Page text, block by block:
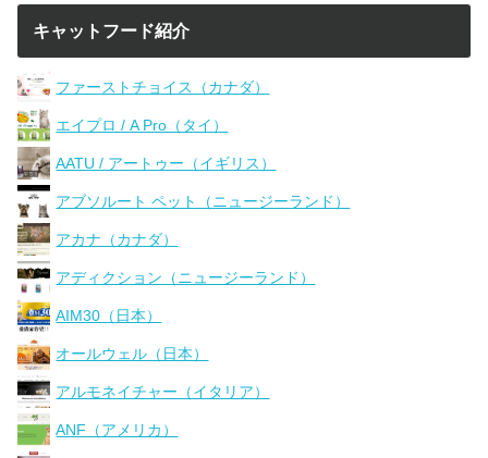
キャットフード紹介
ファーストチョイス（カナダ）
エイプロ / A Pro（タイ）
AATU / アートゥー（イギリス）
アブソルート ペット（ニュージーランド）
アカナ（カナダ）
アディクション（ニュージーランド）
AIM30（日本）
オールウェル（日本）
アルモネイチャー（イタリア）
ANF（アメリカ）